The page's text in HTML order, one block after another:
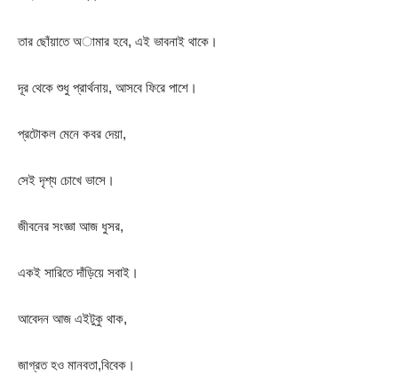
তার ছোঁয়াতে অামার হবে, এই ভাবনাই থাকে।
দূর থেকে শুধু প্রার্থনায়, আসবে ফিরে পাশে।
প্রটোকল মেনে কবর দেয়া,
সেই দৃশ্য চোখে ভাসে।
জীবনের সংজ্ঞা আজ ধুসর,
একই সারিতে দাঁড়িয়ে সবাই।
আবেদন আজ এইটুকু থাক,
জাগ্রত হও মানবতা,বিবেক।